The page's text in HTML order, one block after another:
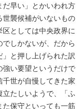
だ早い」とかいわれ方
世襲候補がいないもの
としては中央政界に
しかないが、だから
と押し上げられた訳
強い要望というだけで
世が自慢してきた家
たしいようで、「ふ
た保守といっても一筋